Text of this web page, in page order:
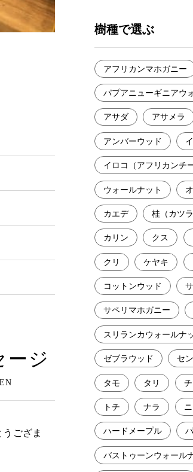
ージ
ござま
樹種で選ぶ
アフリカンマホガニー
パプアニューギニアウ
アサダ アサメラ
アンバーウッド
イロコ（アフリカンチ
ウォールナット
カエデ 桂（カツラ
カリン クス
クリ ケヤキ
コットンウッド
サペリマホガニー
スリランカウォールナ
ゼブラウッド セン
タモ タリ
トチ ナラ
ハードメープル
バストゥーンウォール